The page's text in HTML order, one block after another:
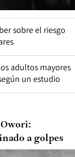
sobre el riesgo
adultos mayores
un estudio
a golpes